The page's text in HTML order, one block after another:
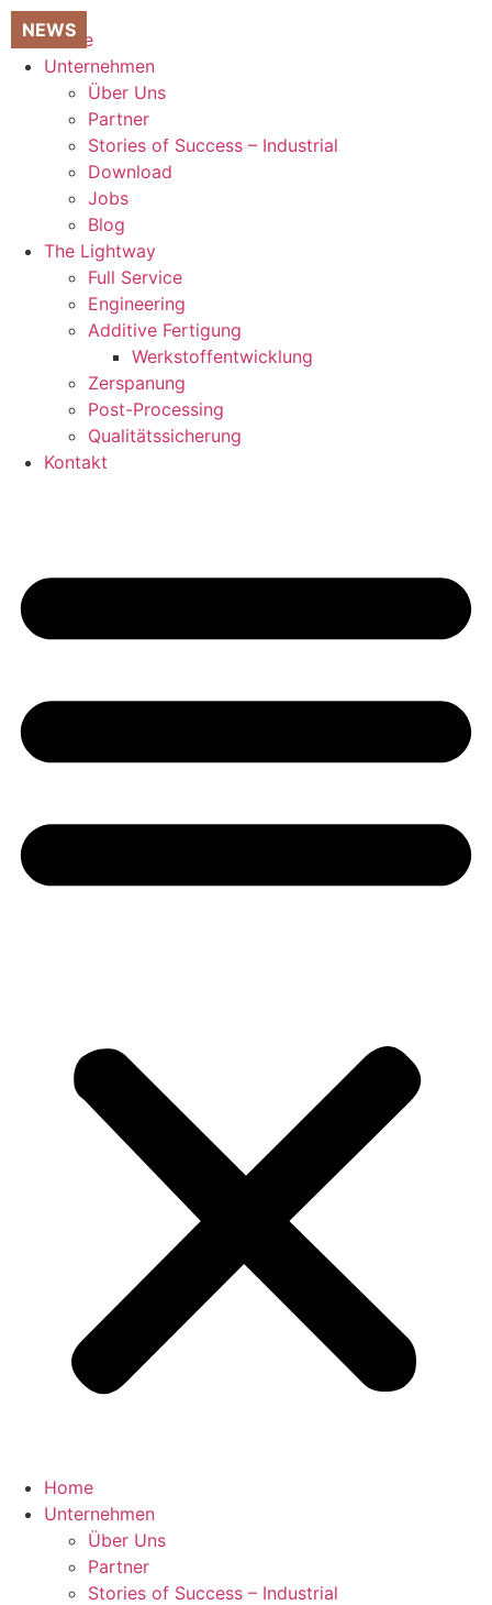
Zum
Inhalt
springen
Home
Unternehmen
Über Uns
Partner
Stories of Success – Industrial
Download
Jobs
Blog
The Lightway
Full Service
Engineering
Additive Fertigung
Werkstoffentwicklung
Zerspanung
Post-Processing
Qualitätssicherung
Kontakt
Home
Unternehmen
Über Uns
Partner
Stories of Success – Industrial